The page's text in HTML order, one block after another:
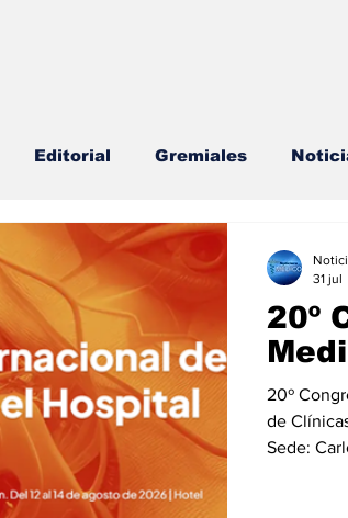
Editorial Gremiales
Mental Agenda
Endocrinología Actualidad
especial Consulta
Salud Mental especial
20º
20º
de
Sede:
31 jul